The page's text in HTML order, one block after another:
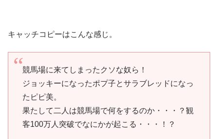
キャッチコピーはこんな感じ。
競馬場に来てしまったクソな奴ら！
ジョッキーになったポプ子とサラブレッドになっ
たピピ美。
果たして二人は競馬場で何をするのか・・・？観
客100万人突破でなにかが起こる・・・！？